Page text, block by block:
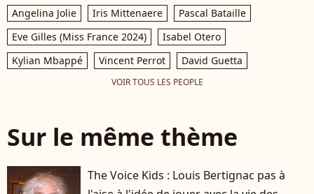
Angelina Jolie Iris Mittenaere
Pascal Bataille
Eve Gilles (Miss France 2024)
Isabel Otero
Kylian Mbappé
Vincent Perrot David Guetta
VOIR TOUS LES PEOPLE
Sur le même thème
The Voice Kids : Louis Bertignac pas à